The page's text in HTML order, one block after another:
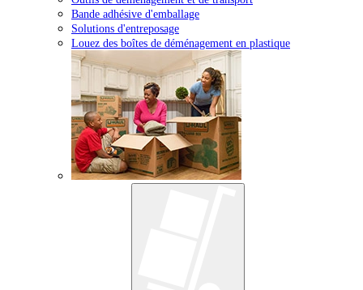
Bande adhésive d'emballage
Solutions d'entreposage
Louez des boîtes de déménagement en plastique